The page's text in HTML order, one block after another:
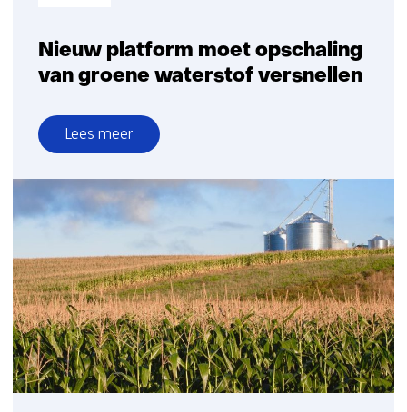
Nieuw platform moet opschaling
van groene waterstof versnellen
Lees meer
over
Nieuw
platform
moet
van
groene
waterstof
versnellen